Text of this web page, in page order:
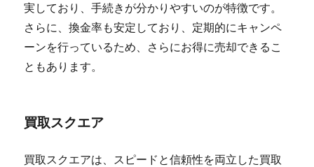
実しており、手続きが分かりやすいのが特徴です。
さらに、換金率も安定しており、定期的にキャンペ
ーンを行っているため、さらにお得に売却できるこ
ともあります。
買取スクエア
買取スクエアは、スピードと信頼性を両立した買取